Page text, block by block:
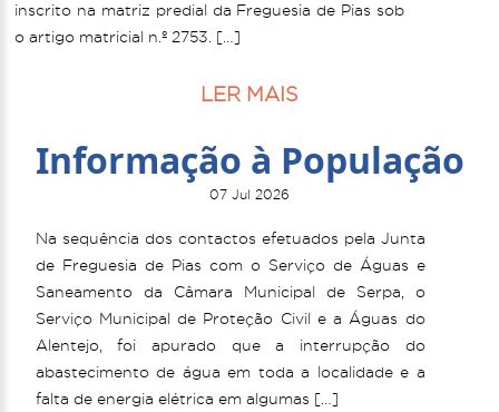
inscrito na matriz predial da Freguesia de Pias sob
o artigo matricial n.º 2753. […]
LER MAIS
Informação à População
07 Jul 2026
Na sequência dos contactos efetuados pela Junta
de Freguesia de Pias com o Serviço de Águas e
Saneamento da Câmara Municipal de Serpa, o
Serviço Municipal de Proteção Civil e a Águas do
Alentejo, foi apurado que a interrupção do
abastecimento de água em toda a localidade e a
falta de energia elétrica em algumas […]